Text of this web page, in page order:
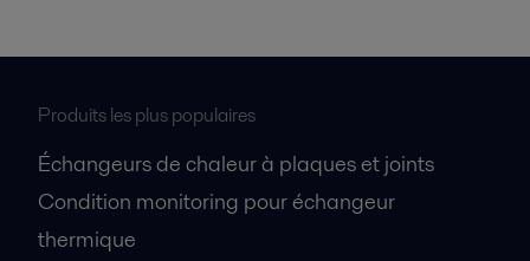
Produits les plus populaires
Échangeurs de chaleur à plaques et joints
Condition monitoring pour échangeur
thermique